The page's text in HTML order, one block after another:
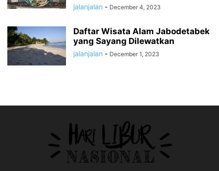
jalanjalan - December 4, 2023
Daftar Wisata Alam Jabodetabek
yang Sayang Dilewatkan
jalanjalan - December 1, 2023